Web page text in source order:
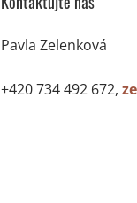
Pavla Zelenková
+420 734 492 672,